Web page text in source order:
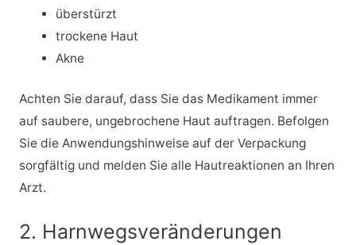
überstürzt
trockene Haut
Akne
Achten Sie darauf, dass Sie das Medikament immer
auf saubere, ungebrochene Haut auftragen. Befolgen
Sie die Anwendungshinweise auf der Verpackung
sorgfältig und melden Sie alle Hautreaktionen an Ihren
Arzt.
2. Harnwegsveränderungen